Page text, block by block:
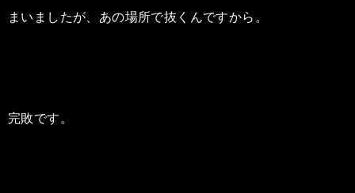
まいましたが、あの場所で抜くんですから。
完敗です。